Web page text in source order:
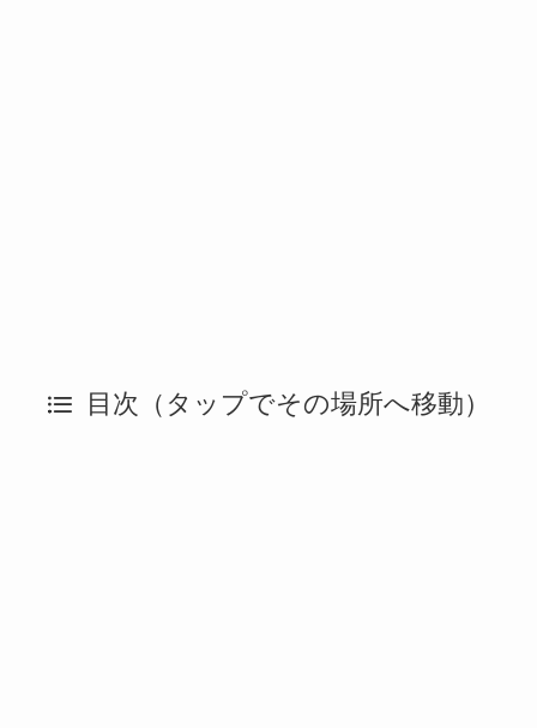
目次（タップでその場所へ移動）